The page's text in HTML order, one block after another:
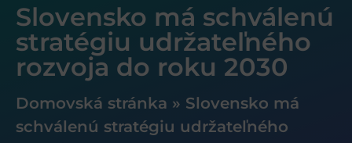
Slovensko má schválenú
stratégiu udržateľného
rozvoja do roku 2030
Domovská stránka » Slovensko má
schválenú stratégiu udržateľného